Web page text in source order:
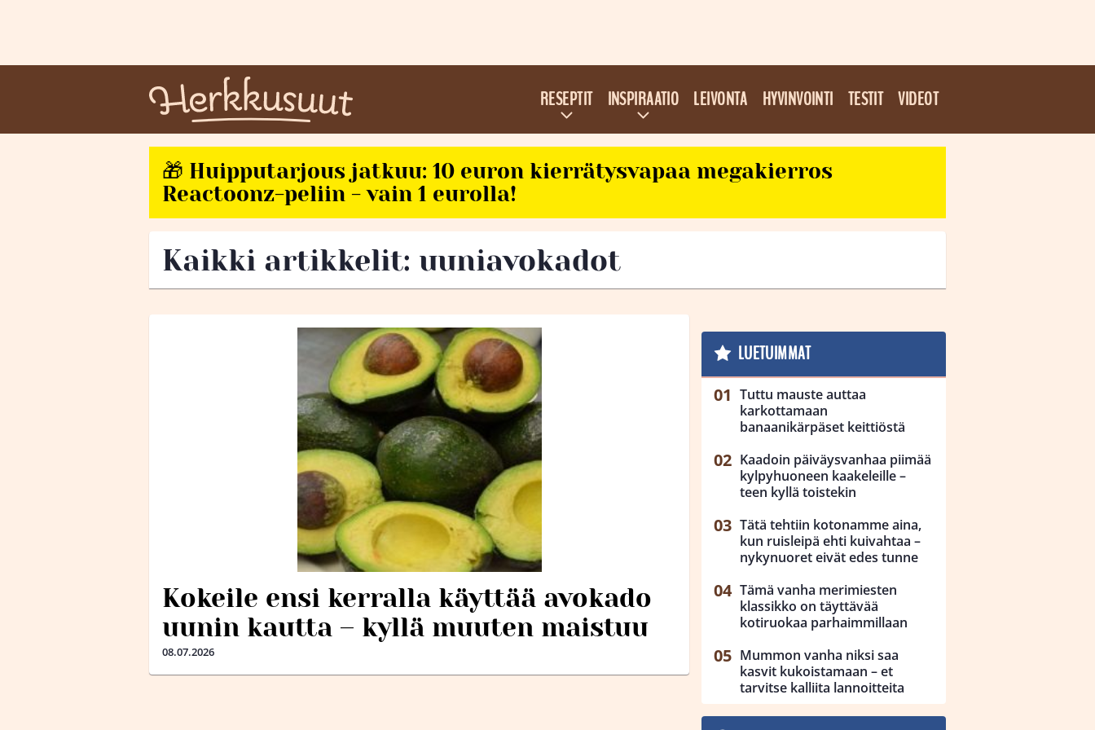
RESEPTIT INSPIRAATIO LEIVONTA HYVINVOINTI TESTIT VIDEOT
🎁 Huipputarjous jatkuu: 10 euron kierrätysvapaa megakierros
Reactoonz-peliin - vain 1 eurolla!
Kaikki artikkelit: uuniavokadot
Kokeile ensi kerralla käyttää avokado
uunin kautta – kyllä muuten maistuu
08.07.2026
LUETUIMMAT
Tuttu mauste auttaa
karkottamaan
banaanikärpäset keittiöstä
Kaadoin päiväysvanhaa piimää
kylpyhuoneen kaakeleille –
teen kyllä toistekin
Tätä tehtiin kotonamme aina,
kun ruisleipä ehti kuivahtaa –
nykynuoret eivät edes tunne
Tämä vanha merimiesten
klassikko on täyttävää
kotiruokaa parhaimmillaan
Mummon vanha niksi saa
kasvit kukoistamaan – et
tarvitse kalliita lannoitteita